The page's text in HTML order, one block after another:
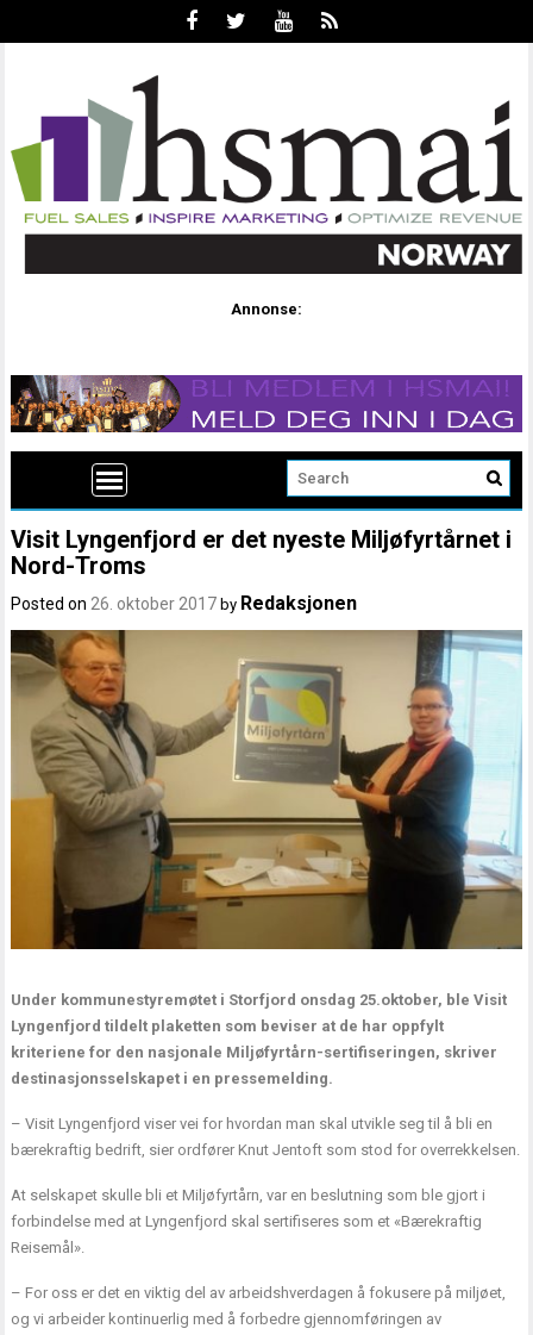
Annonse:
Visit Lyngenfjord er det nyeste Miljøfyrtårnet i
Nord-Troms
Posted on26. oktober 2017 by Redaksjonen
Under kommunestyremøtet i Storfjord onsdag 25.oktober, ble Visit
Lyngenfjord tildelt plaketten som beviser at de har oppfylt
kriteriene for den nasjonale Miljøfyrtårn-sertifiseringen, skriver
destinasjonsselskapet i en pressemelding.
– Visit Lyngenfjord viser vei for hvordan man skal utvikle seg til å bli en
bærekraftig bedrift, sier ordfører Knut Jentoft som stod for overrekkelsen.
At selskapet skulle bli et Miljøfyrtårn, var en beslutning som ble gjort i
forbindelse med at Lyngenfjord skal sertifiseres som et «Bærekraftig
Reisemål».
– For oss er det en viktig del av arbeidshverdagen å fokusere på miljøet,
og vi arbeider kontinuerlig med å forbedre gjennomføringen av